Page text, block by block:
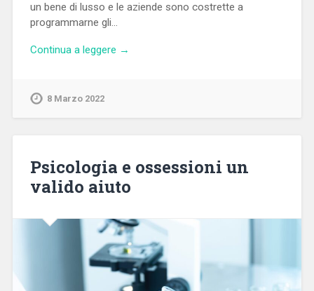
un bene di lusso e le aziende sono costrette a
programmarne gli…
Continua a leggere →
8 Marzo 2022
Psicologia e ossessioni un
valido aiuto